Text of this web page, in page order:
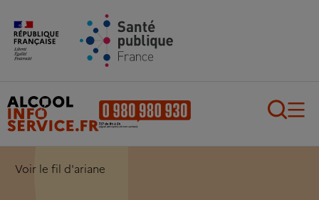
Aller au contenu principal
Voir le fil d'ariane